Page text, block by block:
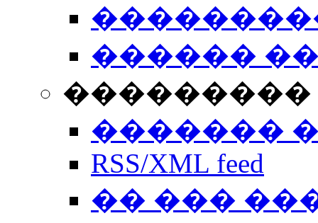
������
���������
�������
RSS/XML feed
�� ���